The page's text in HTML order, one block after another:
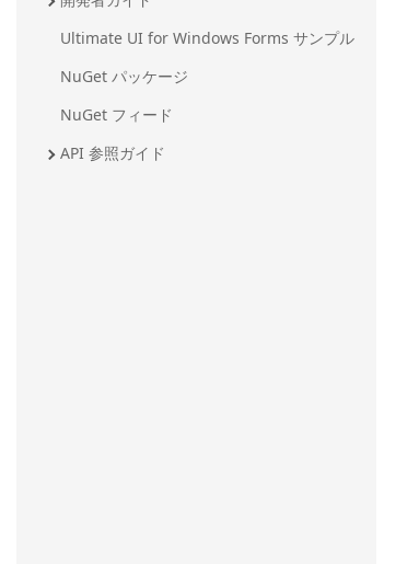
Ultimate UI for Windows Forms サンプル
NuGet パッケージ
NuGet フィード
API 参照ガイド